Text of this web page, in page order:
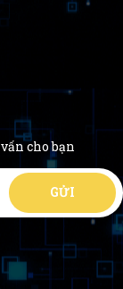
cho bạn